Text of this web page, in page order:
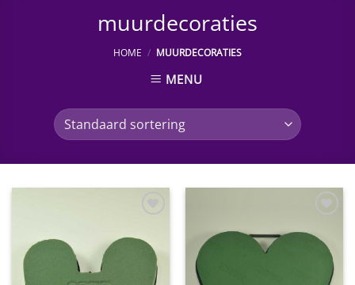
muurdecoraties
HOME / MUURDECORATIES
MENU
aan
wenslijst
aan
wenslijst